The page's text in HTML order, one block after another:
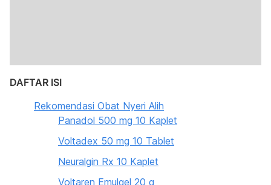
DAFTAR ISI
Rekomendasi Obat Nyeri Alih
Panadol 500 mg 10 Kaplet
Voltadex 50 mg 10 Tablet
Neuralgin Rx 10 Kaplet
Voltaren Emulgel 20 g